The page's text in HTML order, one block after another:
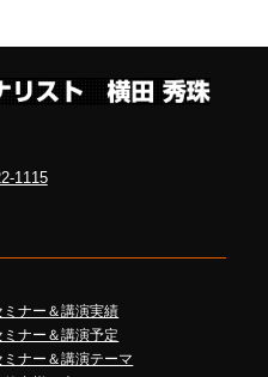
1115
ミナー＆講演実績
ミナー＆講演予定
ミナー＆講演テーマ